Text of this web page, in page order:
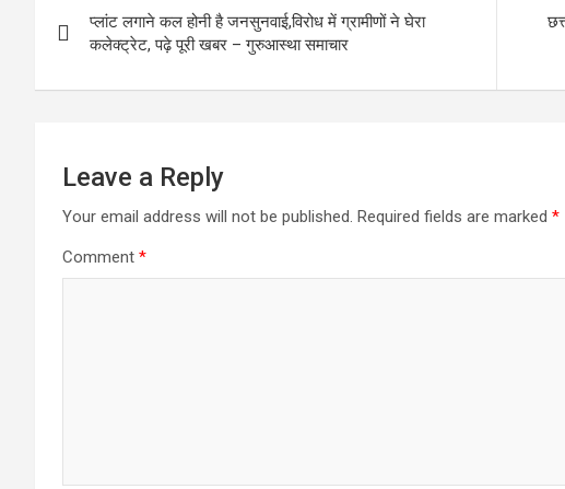
o
k
o
n
navigation
प्लांट लगाने कल होनी है जनसुनवाई,विरोध में ग्रामीणों ने घेरा
कलेक्ट्रेट, पढ़े पूरी खबर – गुरुआस्था समाचार
Leave a Reply
Your email address will not be published. Required fields are marked *
Comment *